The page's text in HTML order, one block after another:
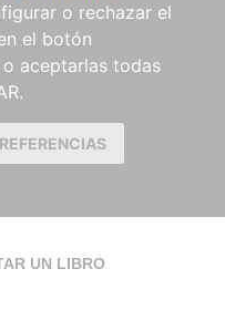
o rechazar el
el botón
o aceptarlas todas
UN LIBRO